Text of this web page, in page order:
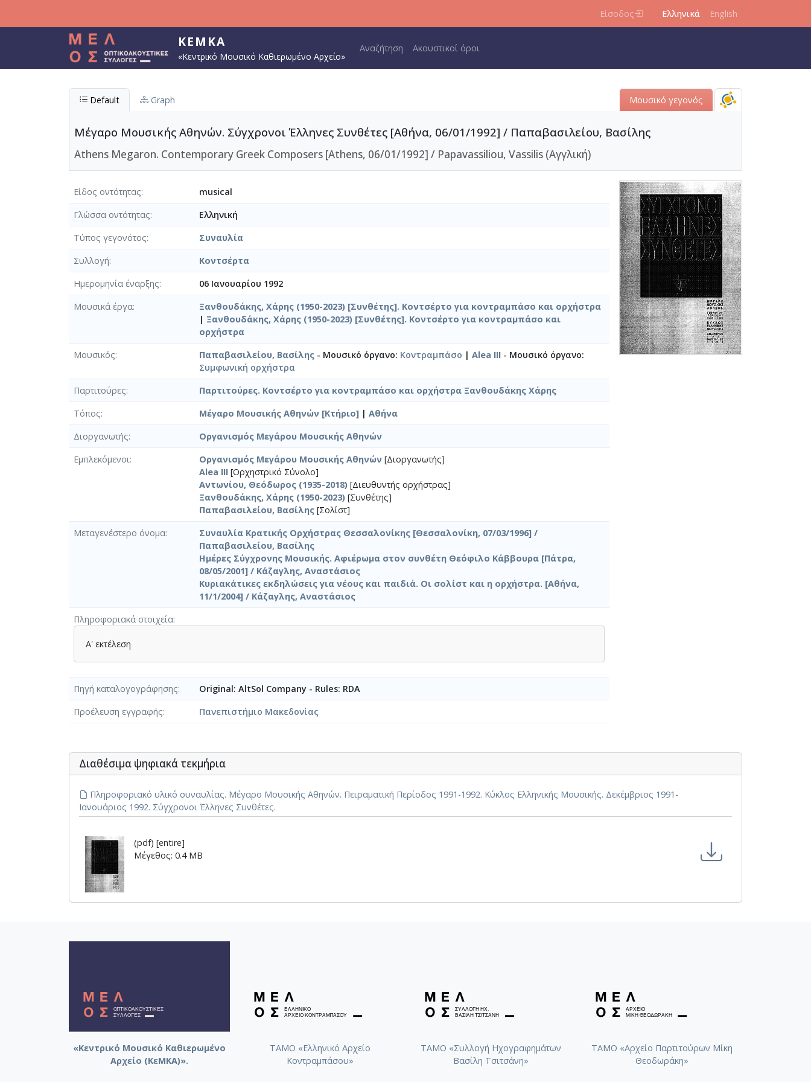
Είσοδος Ελληνικά English
ΚΕΜΚΑ
«Κεντρικό Μουσικό Καθιερωμένο Αρχείο»
Main navigation
Αναζήτηση Ακουστικοί όροι
Default Graph Μουσικό γεγονός
Μέγαρο Μουσικής Αθηνών. Σύγχρονοι Έλληνες Συνθέτες [Αθήνα, 06/01/1992] / Παπαβασιλείου, Βασίλης
Athens Megaron. Contemporary Greek Composers [Athens, 06/01/1992] / Papavassiliou, Vassilis (Αγγλική)
Είδος οντότητας
musical
Γλώσσα οντότητας
Ελληνική
Τύπος γεγονότος
Συναυλία
Συλλογή
Κοντσέρτα
Ημερομηνία έναρξης
06 Ιανουαρίου 1992
Μουσικά έργα
Ξανθουδάκης, Χάρης (1950-2023) [Συνθέτης]. Κοντσέρτο για κοντραμπάσο και ορχήστρα
| Ξανθουδάκης, Χάρης (1950-2023) [Συνθέτης]. Κοντσέρτο για κοντραμπάσο και
ορχήστρα
Μουσικός
Παπαβασιλείου, Βασίλης - Μουσικό όργανο: Κοντραμπάσο | Alea III - Μουσικό όργανο:
Συμφωνική ορχήστρα
Παρτιτούρες
Παρτιτούρες. Κοντσέρτο για κοντραμπάσο και ορχήστρα Ξανθουδάκης Χάρης
Τόπος
Μέγαρο Μουσικής Αθηνών [Κτήριο] | Αθήνα
Διοργανωτής
Οργανισμός Μεγάρου Μουσικής Αθηνών
Εμπλεκόμενοι
Οργανισμός Μεγάρου Μουσικής Αθηνών [Διοργανωτής]
Alea III [Ορχηστρικό Σύνολο]
Αντωνίου, Θεόδωρος (1935-2018) [Διευθυντής ορχήστρας]
Ξανθουδάκης, Χάρης (1950-2023) [Συνθέτης]
Παπαβασιλείου, Βασίλης [Σολίστ]
Μεταγενέστερο όνομα
Συναυλία Κρατικής Ορχήστρας Θεσσαλονίκης [Θεσσαλονίκη, 07/03/1996] /
Παπαβασιλείου, Βασίλης
Ημέρες Σύγχρονης Μουσικής. Αφιέρωμα στον συνθέτη Θεόφιλο Κάββουρα [Πάτρα,
08/05/2001] / Κάζαγλης, Αναστάσιος
Κυριακάτικες εκδηλώσεις για νέους και παιδιά. Οι σολίστ και η ορχήστρα. [Αθήνα,
11/1/2004] / Κάζαγλης, Αναστάσιος
Πληροφοριακά στοιχεία
Α' εκτέλεση
Πηγή καταλογογράφησης
Original: AltSol Company - Rules: RDA
Προέλευση εγγραφής
Πανεπιστήμιο Μακεδονίας
Διαθέσιμα ψηφιακά τεκμήρια
Πληροφοριακό υλικό συναυλίας. Μέγαρο Μουσικής Αθηνών. Πειραματική Περίοδος 1991-1992. Κύκλος Ελληνικής Μουσικής. Δεκέμβριος 1991-
Ιανουάριος 1992. Σύγχρονοι Έλληνες Συνθέτες.
(pdf) [entire]
Μέγεθος: 0.4 MB
«Κεντρικό Μουσικό Καθιερωμένο
Αρχείο (ΚεΜΚΑ)».
ΤΑΜΟ «Ελληνικό Αρχείο
Κοντραμπάσου»
ΤΑΜΟ «Συλλογή Ηχογραφημάτων
Βασίλη Τσιτσάνη»
ΤΑΜΟ «Αρχείο Παρτιτούρων Μίκη
Θεοδωράκη»